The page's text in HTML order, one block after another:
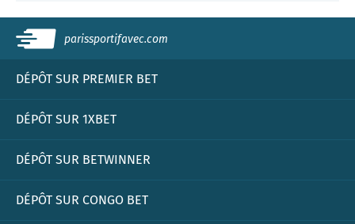
parissportifavec.com
DÉPÔT SUR PREMIER BET
DÉPÔT SUR 1XBET
DÉPÔT SUR BETWINNER
DÉPÔT SUR CONGO BET